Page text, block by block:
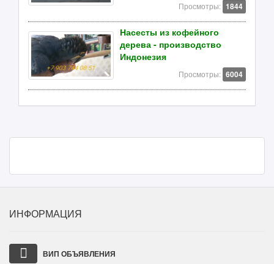
Просмотры: 1844
Насесты из кофейного
дерева - производство
Индонезия
Просмотры: 6004
ИНФОРМАЦИЯ
ВИП ОБЪЯВЛЕНИЯ